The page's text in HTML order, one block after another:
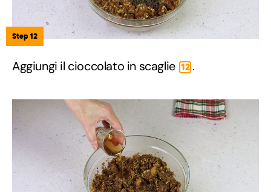
Step 12
Aggiungi il cioccolato in scaglie 12 .